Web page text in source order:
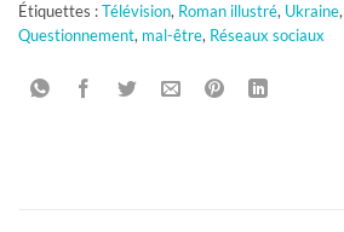
Étiquettes :Télévision, Roman illustré, Ukraine,
Questionnement, mal-être, Réseaux sociaux